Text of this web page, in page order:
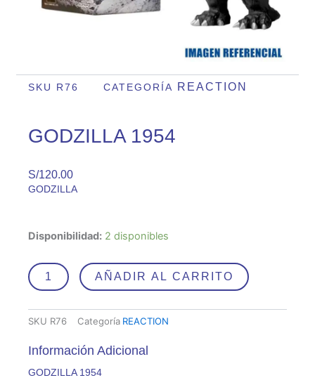
SKU R76 CATEGORÍA REACTION
GODZILLA 1954
S/120.00
GODZILLA
Disponibilidad: 2 disponibles
GODZILLA
cantidad
AÑADIR AL CARRITO
SKU R76 Categoría REACTION
Información Adicional
GODZILLA 1954